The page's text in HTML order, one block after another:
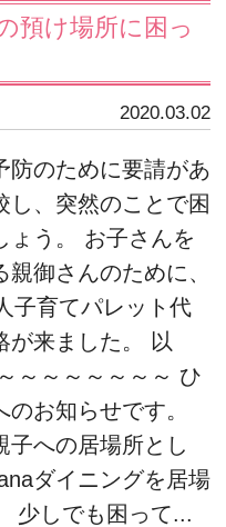
預け場所に困っ
2020.03.02
防のために要請があ
し、突然のことで困
ょう。 お子さんを
御さんのために、
子育てパレット代
が来ました。 以
～～～～～～～ ひ
お知らせです。
子への居場所とし
ダイニングを居場
少しでも困って...